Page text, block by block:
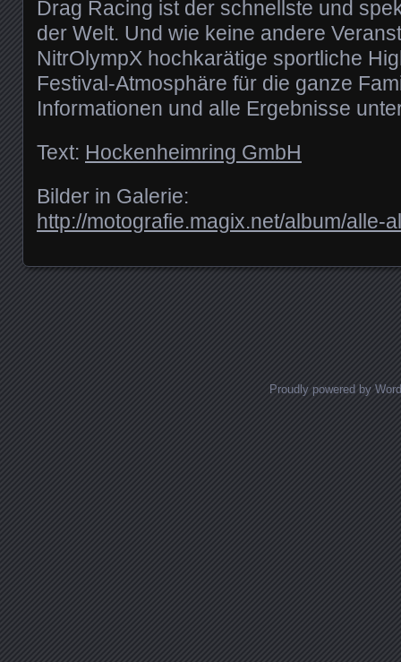
Drag Racing ist der schnellste und
der Welt. Und wie keine andere
NitrOlympX hochkarätige sportliche
Festival-Atmosphäre für die ganze
Informationen und alle Ergebnisse
Text: Hockenheimring GmbH
Bilder in Galerie:
http://motografie.magix.net/album/alle-
Proudly powered by